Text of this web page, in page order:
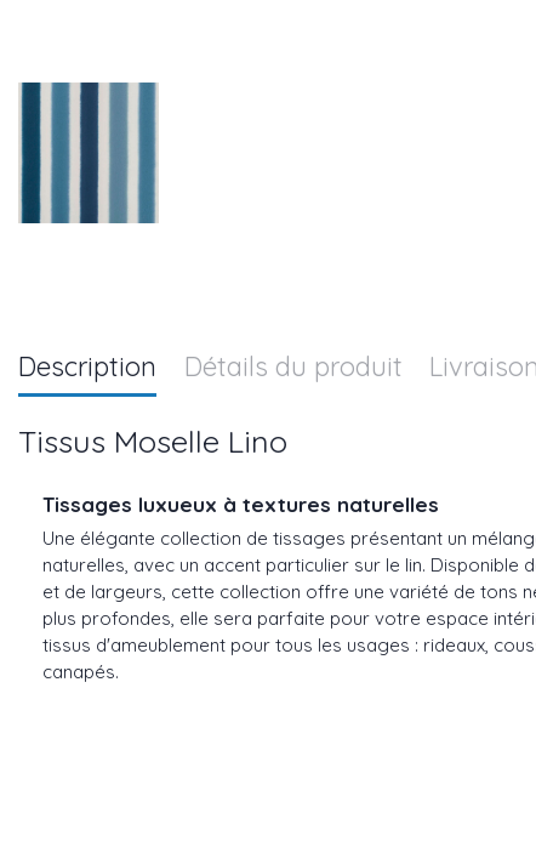
Description Détails du produit Livraison
Tissus Moselle Lino
Tissages luxueux à textures naturelles
Une élégante collection de tissages présentant un
naturelles, avec un accent particulier sur le lin. Disponible
et de largeurs, cette collection offre une variété de tons
plus profondes, elle sera parfaite pour votre espace
tissus d'ameublement pour tous les usages : rideaux,
canapés.